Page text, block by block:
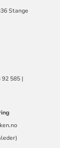
Stange
585 |